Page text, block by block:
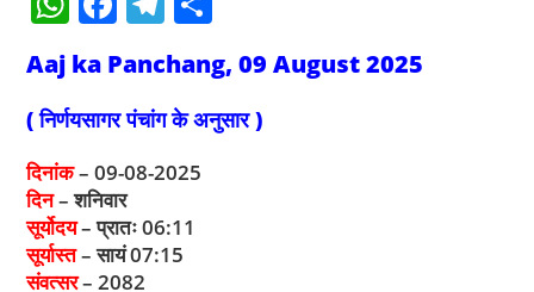
h
at
s
A
p
p
a
c
e
b
o
o
k
el
e
gr
a
m
ar
e
Aaj ka Panchang, 09 August 2025
( निर्णयसागर पंचांग के अनुसार )
दिनांक– 09-08-2025
दिन– शनिवार
सूर्योदय– प्रातः 06:11
सूर्यास्त– सायं 07:15
संवत्सर– 2082